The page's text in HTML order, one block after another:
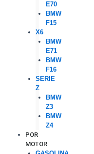
E70
BMW
F15
X6
BMW
E71
BMW
F16
SERIE
Z
BMW
Z3
BMW
Z4
POR
MOTOR